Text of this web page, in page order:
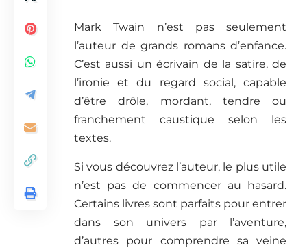
Mark Twain n’est pas seulement
l’auteur de grands romans d’enfance.
C’est aussi un écrivain de la satire, de
l’ironie et du regard social, capable
d’être drôle, mordant, tendre ou
franchement caustique selon les
textes.
Si vous découvrez l’auteur, le plus utile
n’est pas de commencer au hasard.
Certains livres sont parfaits pour entrer
dans son univers par l’aventure,
d’autres pour comprendre sa veine